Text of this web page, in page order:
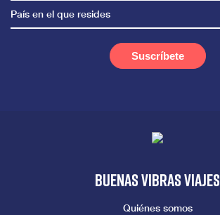
País en el que resides
Buenas vibras viajes
Quiénes somos